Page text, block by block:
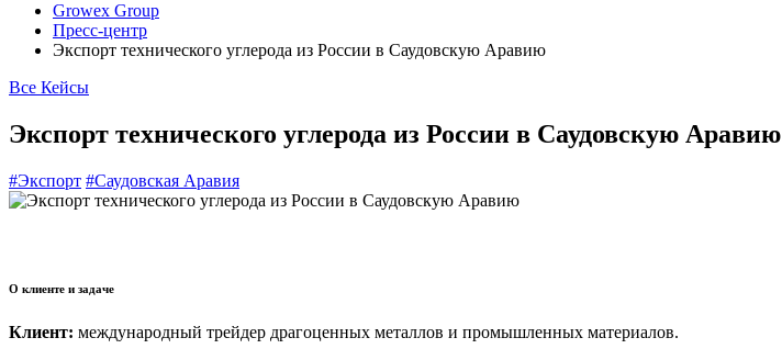
Growex Group
Пресс-центр
Экспорт технического углерода из России в Саудовскую Аравию
Все Кейсы
Экспорт технического углерода из России в Саудовскую Аравию
#Экспорт #Саудовская Аравия
О клиенте и задаче
Клиент: международный трейдер драгоценных металлов и промышленных материалов.